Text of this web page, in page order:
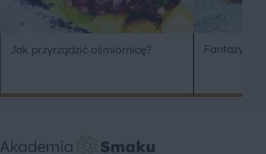
Jak przyrządzić ośmiornicę? Fantazyjne